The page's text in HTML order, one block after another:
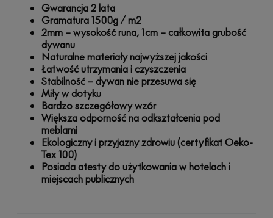
Gwarancja 2 lata
Gramatura 1500g / m2
2mm – wysokość runa, 1cm – całkowita grubość
dywanu
Naturalne materiały najwyższej jakości
Łatwość utrzymania i czyszczenia
Stabilność – dywan nie przesuwa się
Miły w dotyku
Bardzo szczegółowy wzór
Większa odporność na odkształcenia pod
meblami
Ekologiczny i przyjazny zdrowiu (certyfikat Oeko-
Tex 100)
Posiada atesty do użytkowania w hotelach i
miejscach publicznych